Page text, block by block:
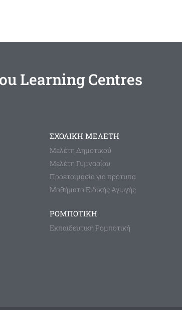
Learning Centres
ΣΧΟΛΙΚΗ ΜΕΛΕΤΗ
Μελέτη Δημοτικού
Μελέτη Γυμνασίου
Προετοιμασία για πρότυπα
Μαθήματα Ειδικής Αγωγής
ΡΟΜΠΟΤΙΚΗ
Εκπαιδευτική Ρομποτική